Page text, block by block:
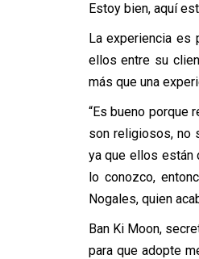
Estoy bien, aquí
La experiencia es
ellos entre su
más que una
“Es bueno porque
son religiosos, no
ya que ellos están
lo conozco,
Nogales, quien
Ban Ki Moon,
para que adopte